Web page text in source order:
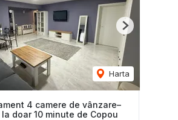
Harta
Next
4 camere de vânzare–
la doar 10 minute de Copou